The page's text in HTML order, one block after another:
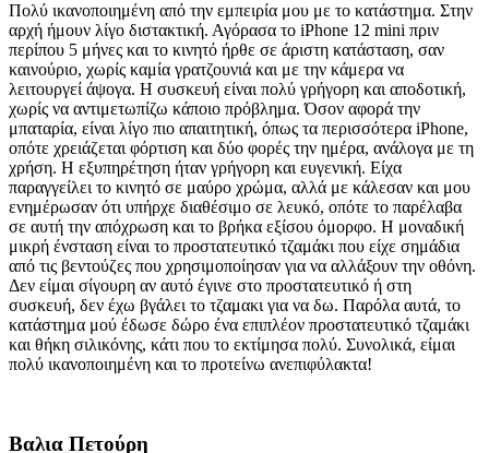
Πολύ ικανοποιημένη από την εμπειρία μου με το κατάστημα. Στην
αρχή ήμουν λίγο διστακτική. Αγόρασα το iPhone 12 mini πριν
περίπου 5 μήνες και το κινητό ήρθε σε άριστη κατάσταση, σαν
καινούριο, χωρίς καμία γρατζουνιά και με την κάμερα να
λειτουργεί άψογα. Η συσκευή είναι πολύ γρήγορη και αποδοτική,
χωρίς να αντιμετωπίζω κάποιο πρόβλημα. Όσον αφορά την
μπαταρία, είναι λίγο πιο απαιτητική, όπως τα περισσότερα iPhone,
οπότε χρειάζεται φόρτιση και δύο φορές την ημέρα, ανάλογα με τη
χρήση. Η εξυπηρέτηση ήταν γρήγορη και ευγενική. Είχα
παραγγείλει το κινητό σε μαύρο χρώμα, αλλά με κάλεσαν και μου
ενημέρωσαν ότι υπήρχε διαθέσιμο σε λευκό, οπότε το παρέλαβα
σε αυτή την απόχρωση και το βρήκα εξίσου όμορφο. Η μοναδική
μικρή ένσταση είναι το προστατευτικό τζαμάκι που είχε σημάδια
από τις βεντούζες που χρησιμοποίησαν για να αλλάξουν την οθόνη.
Δεν είμαι σίγουρη αν αυτό έγινε στο προστατευτικό ή στη
συσκευή, δεν έχω βγάλει το τζαμακι για να δω. Παρόλα αυτά, το
κατάστημα μού έδωσε δώρο ένα επιπλέον προστατευτικό τζαμάκι
και θήκη σιλικόνης, κάτι που το εκτίμησα πολύ. Συνολικά, είμαι
πολύ ικανοποιημένη και το προτείνω ανεπιφύλακτα!
Βαλια Πετούρη